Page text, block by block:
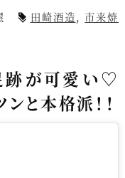
田崎酒造,市来焼
跡が可愛い♡
と本格派！！